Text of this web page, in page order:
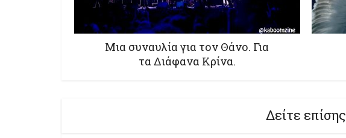
Μια συναυλία για τον Θάνο. Για
τα Διάφανα Κρίνα.
Δείτε επίσης